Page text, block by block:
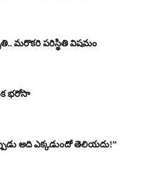
మరొకరి పరిస్థితి విషమం
భరోసా
అది ఎక్కడుందో తెలియదు!”